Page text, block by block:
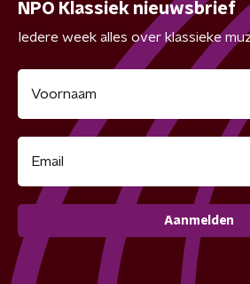
NPO Klassiek nieuwsbrief
Iedere week alles over klassieke
Aanmelden